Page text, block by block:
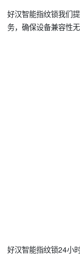
好汉智能指纹锁我们
务，确保设备兼容性无
好汉智能指纹锁24小